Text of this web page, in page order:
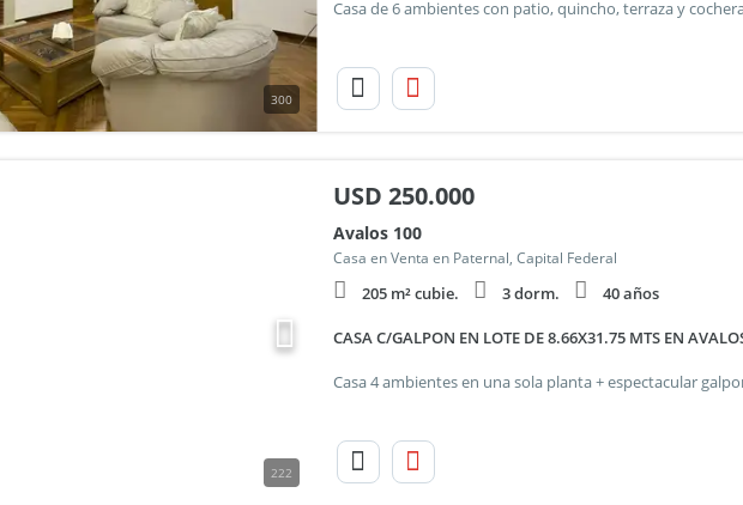
300
222
USD 250.000
Avalos 100
Casa en Venta en Paternal, Capital Federal
205 m² cubie. 3 dorm. 40 años
CASA C/GALPON EN LOTE DE 8.66X31.75 MTS EN